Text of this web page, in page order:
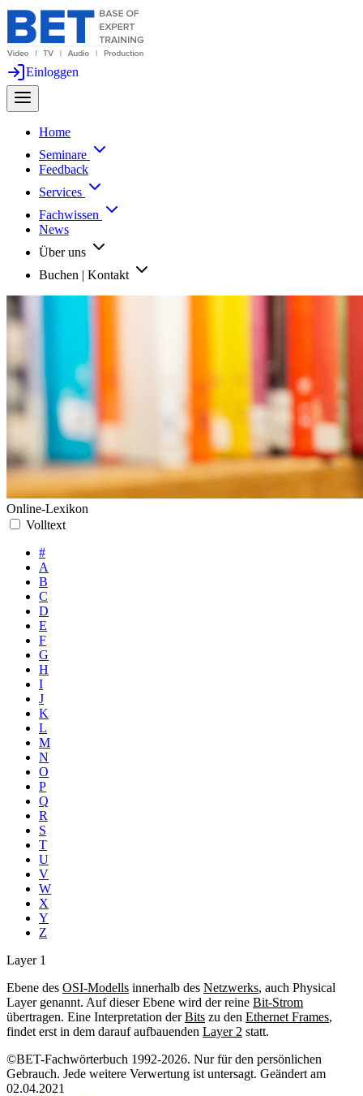
Einloggen
Home
Seminare
Feedback
Services
Fachwissen
News
Über uns
Buchen | Kontakt
Online-Lexikon
Volltext
#
A
B
C
D
E
F
G
H
I
J
K
L
M
N
O
P
Q
R
S
T
U
V
W
X
Y
Z
Layer 1
Ebene des OSI-Modells innerhalb des Netzwerks, auch Physical
Layer genannt. Auf dieser Ebene wird der reine Bit-Strom
übertragen. Eine Interpretation derBits zu den Ethernet Frames,
findet erst in dem darauf aufbauenden Layer 2 statt.
©BET-Fachwörterbuch 1992-2026. Nur für den persönlichen
Gebrauch. Jede weitere Verwertung ist untersagt. Geändert am
02.04.2021